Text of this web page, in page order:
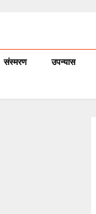
संस्मरण उपन्यास